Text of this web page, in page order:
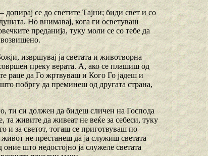
се до светите Тајни; биди свет и со
Но внимавај, кога ги осветуваш
преданија, туку моли се со тебе да
возвишено.
извршувај ја светата и животворна
преку верата. А, ако се плашиш од
раце да Го жртвуваш и Кого Го јадеш и
побргу да преминеш од другата страна,
ти си должен да бидеш сличен на Господа
та живите да живеат не веќе за себеси, туку
и за светот, тогаш се приготвуваш по
живот не престанеш да ја служиш светата
што недостојно ја служеле светата